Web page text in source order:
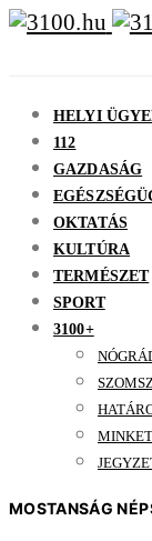
HELYI
112
GAZDASÁG
OKTATÁS
KULTÚRA
TERMÉSZET
SPORT
3100+
MOSTANSÁG